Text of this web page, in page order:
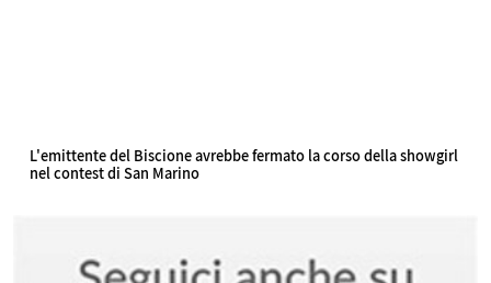
L'emittente del Biscione avrebbe fermato la corso della showgirl
nel contest di San Marino